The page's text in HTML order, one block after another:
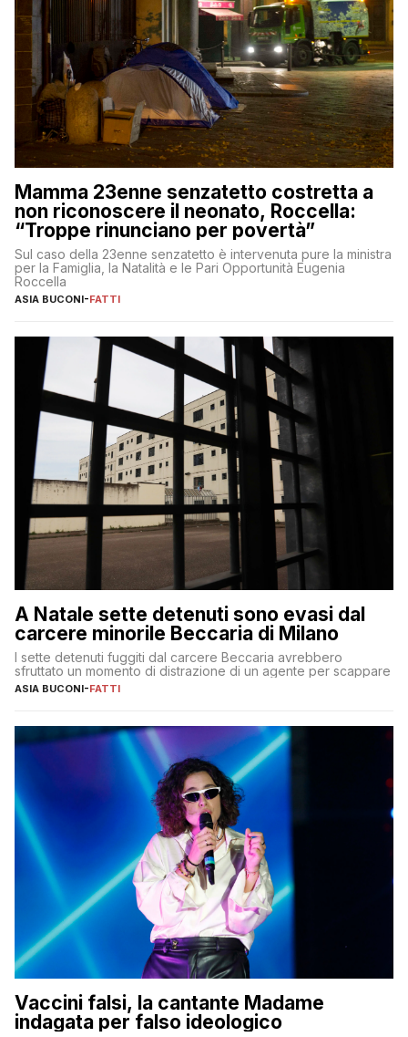
Mamma 23enne senzatetto costretta a
non riconoscere il neonato, Roccella:
“Troppe rinunciano per povertà”
Sul caso della 23enne senzatetto è intervenuta pure la ministra
per la Famiglia, la Natalità e le Pari Opportunità Eugenia
Roccella
ASIA BUCONI-FATTI
A Natale sette detenuti sono evasi dal
carcere minorile Beccaria di Milano
I sette detenuti fuggiti dal carcere Beccaria avrebbero
sfruttato un momento di distrazione di un agente per scappare
ASIA BUCONI-FATTI
Vaccini falsi, la cantante Madame
indagata per falso ideologico